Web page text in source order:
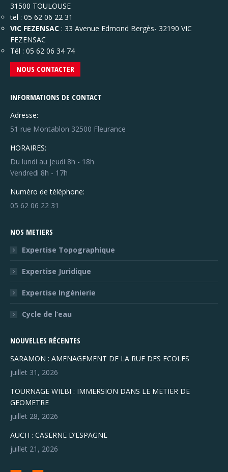
31500 TOULOUSE
tel : 05 62 06 22 31
VIC FEZENSAC : 33 Avenue Edmond Bergès- 32190 VIC
FEZENSAC
Tél : 05 62 06 34 74
NOUS CONTACTER
INFORMATIONS DE CONTACT
Adresse:
51 rue Montablon 32500 Fleurance
HORAIRES:
Du lundi au jeudi 8h - 18h
Vendredi 8h - 17h
Numéro de téléphone:
05 62 06 22 31
NOS METIERS
Expertise Topographique
Expertise Juridique
Expertise Ingénierie
Cycle de l’eau
NOUVELLES RÉCENTES
SARAMON : AMENAGEMENT DE LA RUE DES ECOLES
juillet 31, 2026
TOURNAGE WILBI : IMMERSION DANS LE METIER DE
GEOMETRE
juillet 28, 2026
AUCH : CASERNE D’ESPAGNE
juillet 21, 2026